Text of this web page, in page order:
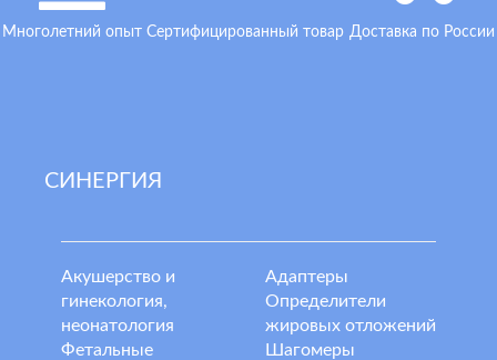
Многолетний опыт Сертифицированный товар Доставка по России
СИНЕРГИЯ
Акушерство и
гинекология,
неонатология
Фетальные
Адаптеры
Определители
жировых отложений
Шагомеры